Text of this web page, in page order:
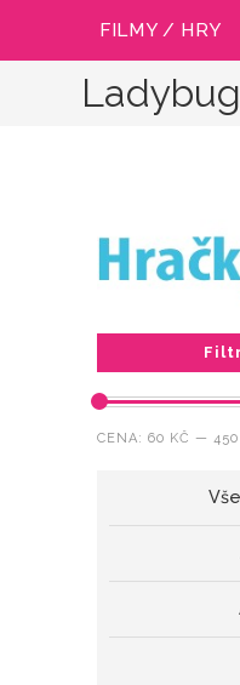
FILMY / HRY
Minimální
Maximální
CENA:60 KČ —